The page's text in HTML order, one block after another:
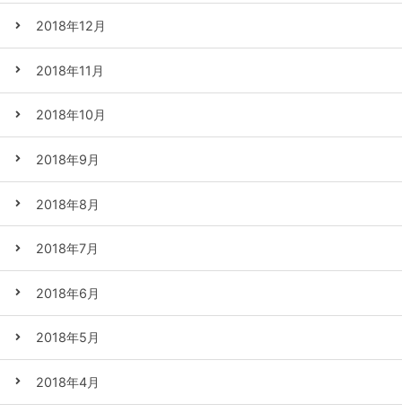
2018年12月
2018年11月
2018年10月
2018年9月
2018年8月
2018年7月
2018年6月
2018年5月
2018年4月